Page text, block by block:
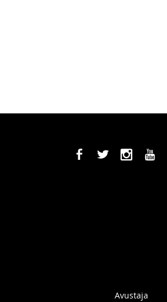
b a x r
Avustaja